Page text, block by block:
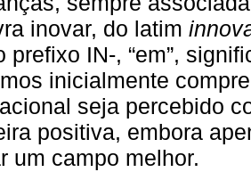
inovar, do latim
prefixo IN-, “em”,
inicialmente
seja percebido
positiva, embora
um campo melhor.